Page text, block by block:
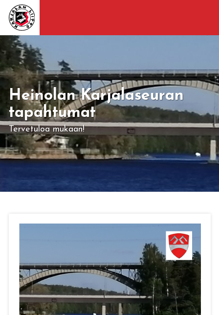
Heinolan Karjalaseuran
tapahtumat
Tervetuloa mukaan!